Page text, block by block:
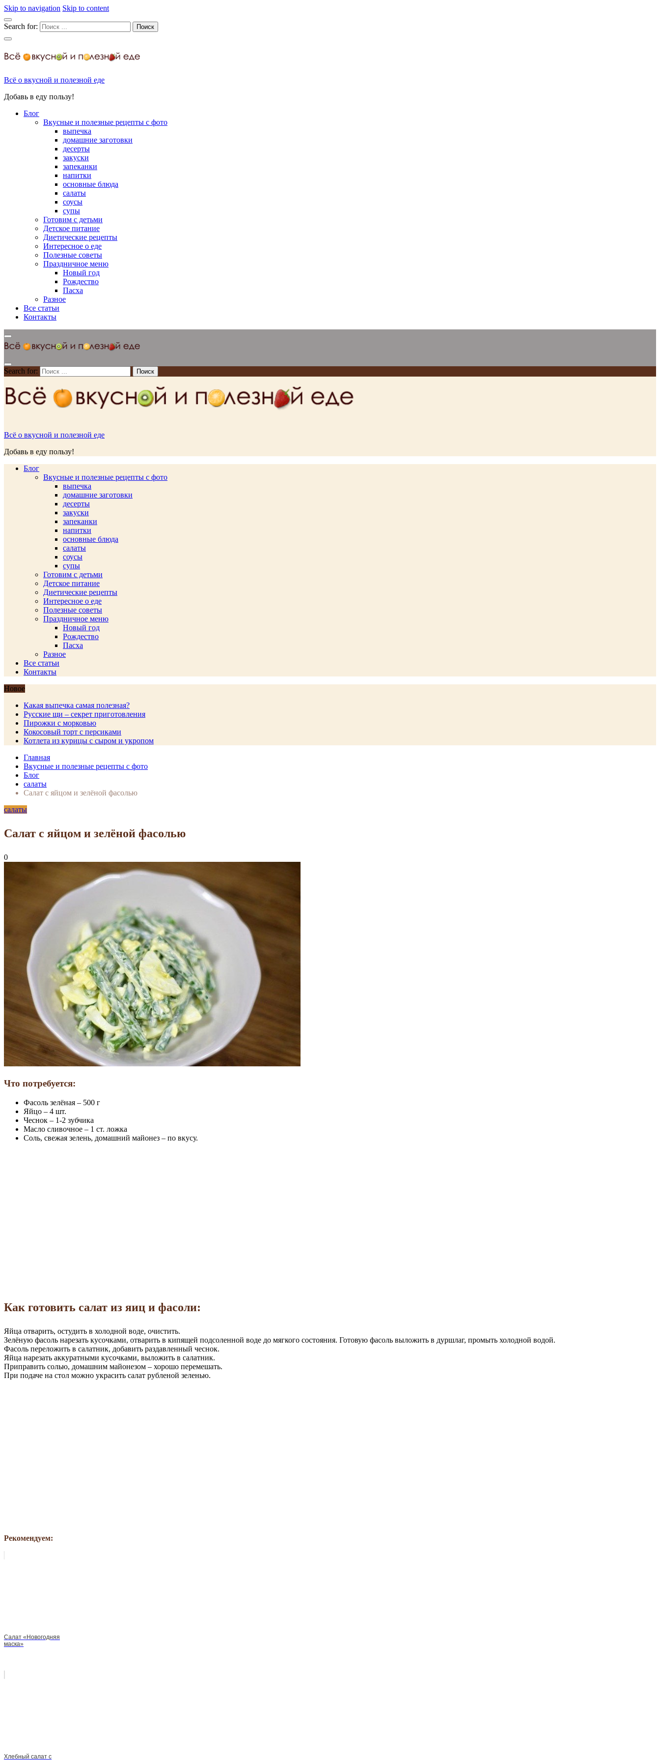
Skip to navigation Skip to content
Search for:
Всё о вкусной и полезной еде
Добавь в еду пользу!
Блог
Вкусные и полезные рецепты с фото
выпечка
домашние заготовки
десерты
закуски
запеканки
напитки
основные блюда
салаты
соусы
супы
Готовим с детьми
Детское питание
Диетические рецепты
Интересное о еде
Полезные советы
Праздничное меню
Новый год
Рождество
Пасха
Разное
Все статьи
Контакты
Search for:
Всё о вкусной и полезной еде
Добавь в еду пользу!
Блог
Вкусные и полезные рецепты с фото
выпечка
домашние заготовки
десерты
закуски
запеканки
напитки
основные блюда
салаты
соусы
супы
Готовим с детьми
Детское питание
Диетические рецепты
Интересное о еде
Полезные советы
Праздничное меню
Новый год
Рождество
Пасха
Разное
Все статьи
Контакты
Новое
Какая выпечка самая полезная?
Русские щи – секрет приготовления
Пирожки с морковью
Кокосовый торт с персиками
Котлета из курицы с сыром и укропом
Главная
Вкусные и полезные рецепты с фото
Блог
салаты
Салат с яйцом и зелёной фасолью
салаты
Салат с яйцом и зелёной фасолью
0
Что потребуется:
Фасоль зелёная – 500 г
Яйцо – 4 шт.
Чеснок – 1-2 зубчика
Масло сливочное – 1 ст. ложка
Соль, свежая зелень, домашний майонез – по вкусу.
Как готовить салат из яиц и фасоли:
Яйца отварить, остудить в холодной воде, очистить.
Зелёную фасоль нарезать кусочками, отварить в кипящей подсоленной воде до мягкого состояния. Готовую фасоль выложить в дуршлаг, промыть холодной водой.
Фасоль переложить в салатник, добавить раздавленный чеснок.
Яйца нарезать аккуратными кусочками, выложить в салатник.
Приправить солью, домашним майонезом – хорошо перемешать.
При подаче на стол можно украсить салат рубленой зеленью.
Рекомендуем:
Салат «Новогодняя
маска»
Хлебный салат с